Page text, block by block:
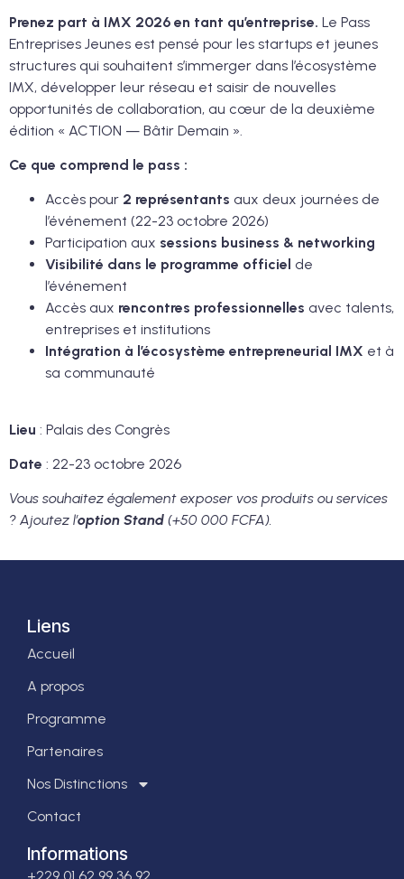
Prenez part à IMX 2026 en tant qu’entreprise. Le Pass
Entreprises Jeunes est pensé pour les startups et jeunes
structures qui souhaitent s’immerger dans l’écosystème
IMX, développer leur réseau et saisir de nouvelles
opportunités de collaboration, au cœur de la deuxième
édition « ACTION — Bâtir Demain ».
Ce que comprend le pass :
Accès pour 2 représentants aux deux journées de
l’événement (22-23 octobre 2026)
Participation aux sessions business & networking
Visibilité dans le programme officiel de
l’événement
Accès aux rencontres professionnelles avec talents,
entreprises et institutions
Intégration à l’écosystème entrepreneurial IMX et à
sa communauté
Lieu : Palais des Congrès
Date : 22-23 octobre 2026
Vous souhaitez également exposer vos produits ou services
? Ajoutez l’option Stand (+50 000 FCFA).
Liens
Accueil
A propos
Programme
Partenaires
Nos Distinctions
Contact
Informations